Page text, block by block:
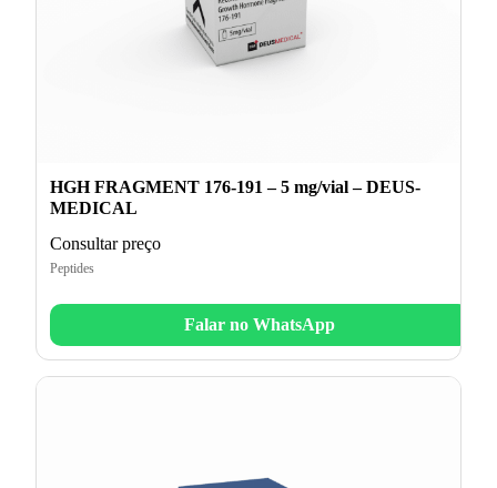
HGH FRAGMENT 176-191 – 5 mg/vial – DEUS-
MEDICAL
Consultar preço
Peptides
Falar no WhatsApp